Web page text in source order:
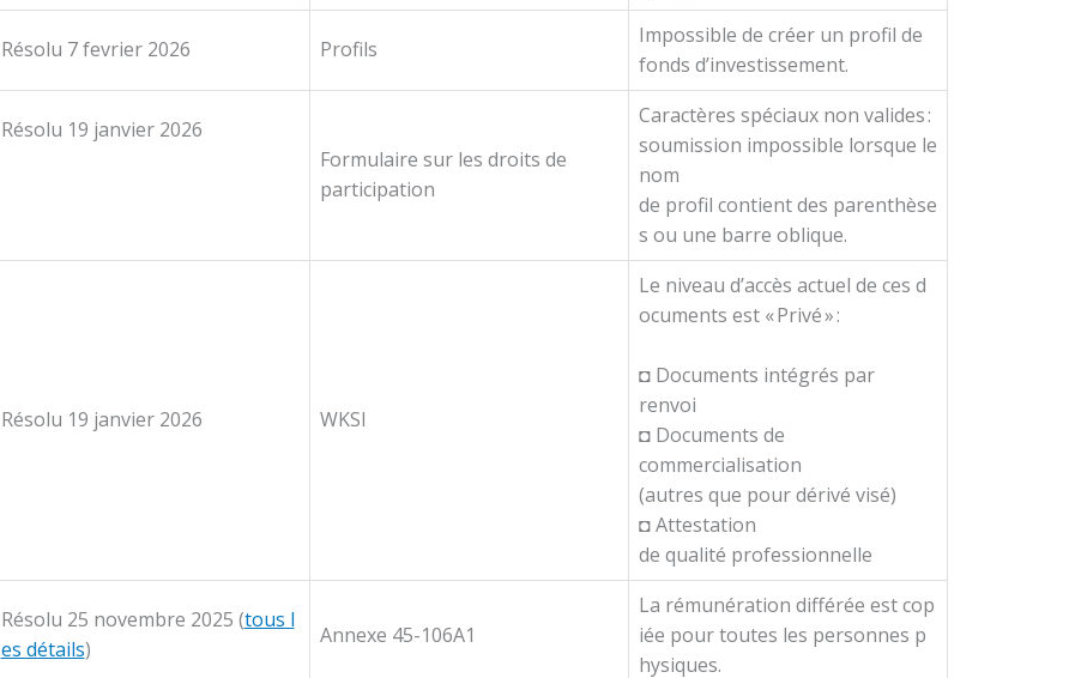
Résolu 7 fevrier 2026 Profils
Impossible de créer un profil de
fonds d’investissement.
Résolu 19 janvier 2026
Formulaire sur les droits de
participation
Caractères spéciaux non valides :
soumission impossible lorsque le
nom
de profil contient des parenthèse
s ou une barre oblique.
Résolu 19 janvier 2026 WKSI
Le niveau d’accès actuel de ces d
ocuments est « Privé » :
◘ Documents intégrés par
renvoi
◘ Documents de
commercialisation
(autres que pour dérivé visé)
◘ Attestation
de qualité professionnelle
Résolu 25 novembre 2025 (tous l
es détails)
Annexe 45-106A1
La rémunération différée est cop
iée pour toutes les personnes p
hysiques.